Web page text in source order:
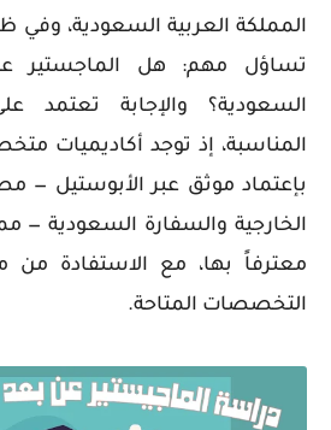
المملكة العربية السعودية، وفي
تساؤل مهم: هل الماجستير
السعودية؟ والإجابة تعتمد
المناسبة، إذ توجد أكاديميات
بإعتماد موثق عبر الأبوستيل —
الخارجية والسفارة السعودية
معترفاً بها، مع الاستفادة من
التخصصات المتاحة.